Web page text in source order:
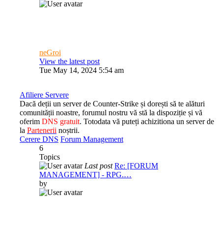
neGroi
View the latest post
Tue May 14, 2024 5:54 am
Afiliere Servere
Dacă deții un server de Counter-Strike și dorești să te alături
comunității noastre, forumul nostru vă stă la dispoziție și vă
oferim DNS gratuit. Totodata vă puteți achizitiona un server de
la Partenerii noștrii.
Cerere DNS Forum Management
6
Topics
Last post Re: [FORUM
MANAGEMENT] - RPG.…
by